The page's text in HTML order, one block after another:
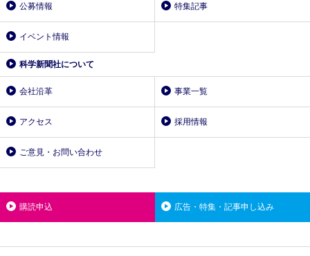
公募情報 特集記事
イベント情報
科学新聞社について
会社沿革 事業一覧
アクセス 採用情報
ご意見・お問い合わせ
購読申込 広告・特集・記事申し込み